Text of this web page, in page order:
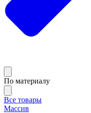
По материалу
Все товары
Массив